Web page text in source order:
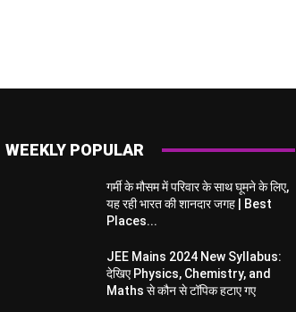
WEEKLY POPULAR
गर्मी के मौसम में परिवार के साथ घूमने के लिए,
यह रही भारत की शानदार जगह | Best
Places...
JEE Mains 2024 New Syllabus:
देखिए Physics, Chemistry, and
Maths से कौन से टॉपिक हटाए गए